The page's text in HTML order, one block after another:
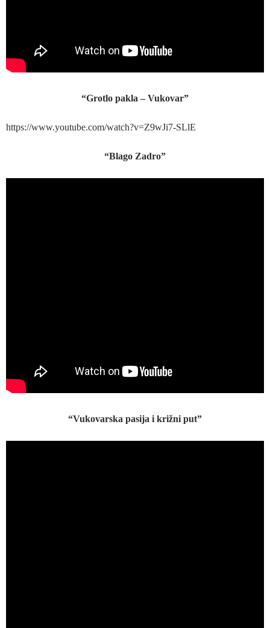
“Grotlo pakla – Vukovar”
https://www.youtube.com/watch?v=Z9wJi7-SLlE
“Blago Zadro”
“Vukovarska pasija i križni put”